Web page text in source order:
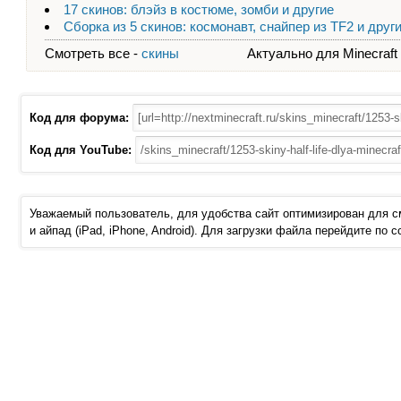
17 скинов: блэйз в костюме, зомби и другие
Сборка из 5 скинов: космонавт, снайпер из TF2 и
Смотреть все - скины Актуально для
Код для форума:
Код для YouTube:
Уважаемый пользователь, для удобства сайт оптимизирован для
и айпад (iPad, iPhone, Android). Для загрузки файла перейдите по